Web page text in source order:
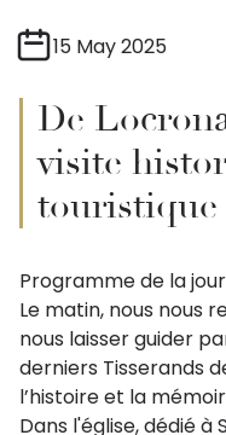
15 May 2025
De
visite
touristique
Programme de la
Le matin, nous nous
nous laisser guider
derniers Tisserands
l’histoire et la
Dans l'église, dédié à